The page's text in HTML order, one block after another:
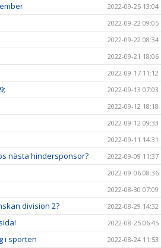
2022-09-25 13:04
2022-09-22 09:05
2022-09-22 08:34
2022-09-21 18:06
2022-09-17 11:12
2022-09-13 07:03
2022-09-12 18:18
2022-09-12 09:33
2022-09-11 14:31
nästa hindersponsor? 2022-09-09 11:37
2022-09-06 08:36
2022-08-30 07:09
division 2? 2022-08-29 14:32
2022-08-25 06:45
i sporten
2022-08-24 11:53